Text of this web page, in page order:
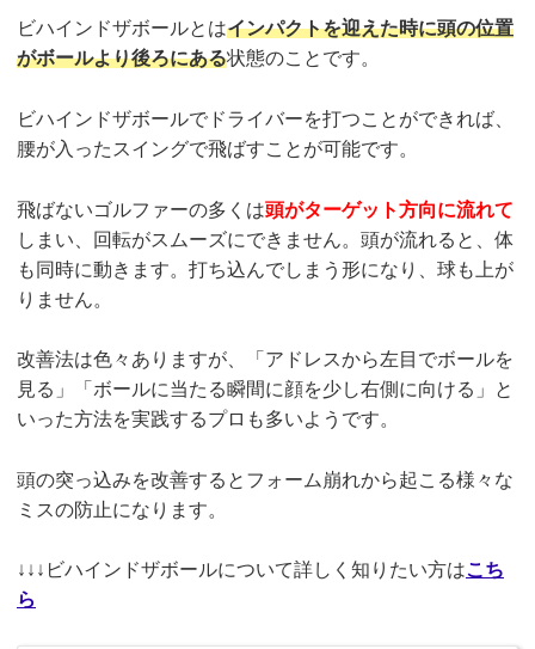
ビハインドザボールとはインパクトを迎えた時に頭の位置
がボールより後ろにある状態のことです。
ビハインドザボールでドライバーを打つことができれば、
腰が入ったスイングで飛ばすことが可能です。
飛ばないゴルファーの多くは頭がターゲット方向に流れて
しまい、回転がスムーズにできません。頭が流れると、体
も同時に動きます。打ち込んでしまう形になり、球も上が
りません。
改善法は色々ありますが、「アドレスから左目でボールを
見る」「ボールに当たる瞬間に顔を少し右側に向ける」と
いった方法を実践するプロも多いようです。
頭の突っ込みを改善するとフォーム崩れから起こる様々な
ミスの防止になります。
↓↓↓ビハインドザボールについて詳しく知りたい方はこち
ら